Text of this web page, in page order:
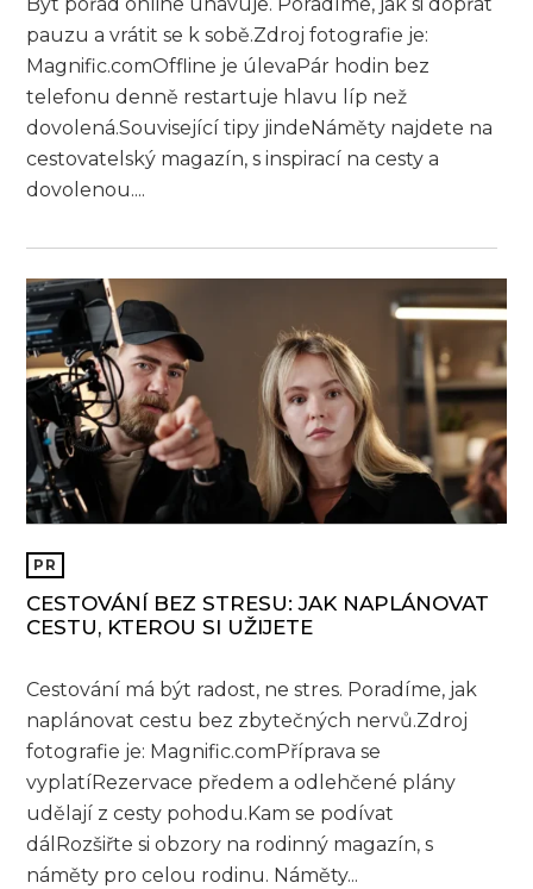
pauzu a vrátit se k sobě.Zdroj fotografie je:
Magnific.comOffline je úlevaPár hodin bez
telefonu denně restartuje hlavu líp než
dovolená.Související tipy jindeNáměty najdete na
cestovatelský magazín, s inspirací na cesty a
dovolenou....
PR
CESTOVÁNÍ BEZ STRESU: JAK NAPLÁNOVAT
CESTU, KTEROU SI UŽIJETE
Cestování má být radost, ne stres. Poradíme, jak
naplánovat cestu bez zbytečných nervů.Zdroj
fotografie je: Magnific.comPříprava se
vyplatíRezervace předem a odlehčené plány
udělají z cesty pohodu.Kam se podívat
dálRozšiřte si obzory na rodinný magazín, s
náměty pro celou rodinu. Náměty...